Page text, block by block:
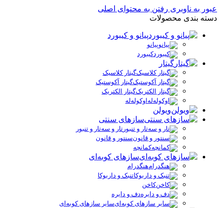
عبور به ناوبری رفتن به محتوای اصلی
دسته بندی محصولات
پیانو و کیبورد
پیانو
کیبورد
گیتار
گیتار کلاسیک
گیتار آکوستیک
گیتار الکتریک
اوکوله‌له
ویولن
سازهای سنتی
تار و سه‌تار و تنبور
سنتور و قانون
کمانچه
سازهای کوبه‌ای
هنگدرام
تنبک و داربوکا
کاخن
دف و دایره
سایر سازهای کوبه‌ای